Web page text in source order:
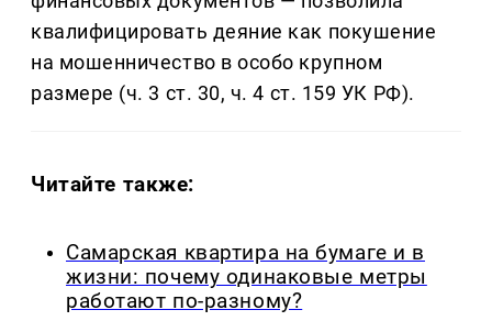
квалифицировать деяние как покушение
на мошенничество в особо крупном
размере (ч. 3 ст. 30, ч. 4 ст. 159 УК РФ).
Читайте также:
Самарская квартира на бумаге и в
жизни: почему одинаковые метры
работают по-разному?